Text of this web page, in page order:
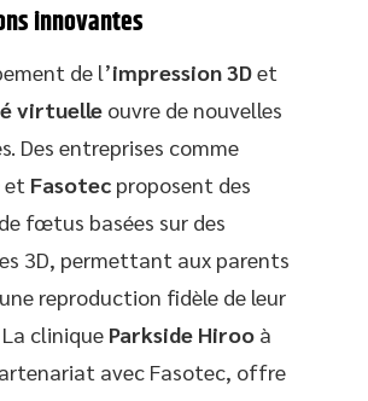
innovantes
de l’impression 3Det
virtuelle ouvre de nouvelles
Des entreprises comme
et Fasotec proposent des
fœtus basées sur des
3D, permettant aux parents
reproduction fidèle de leur
clinique Parkside Hiroo à
avec Fasotec, offre